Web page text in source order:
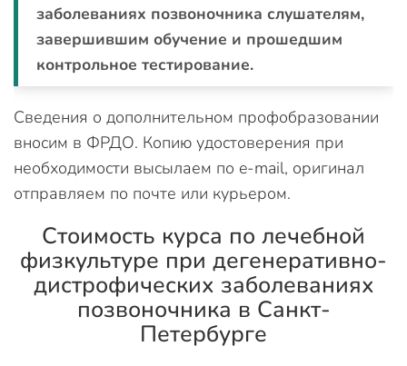
заболеваниях позвоночника слушателям,
завершившим обучение и прошедшим
контрольное тестирование.
Сведения о дополнительном профобразовании
вносим в ФРДО. Копию удостоверения при
необходимости высылаем по e-mail, оригинал
отправляем по почте или курьером.
Стоимость курса по лечебной
физкультуре при дегенеративно-
дистрофических заболеваниях
позвоночника в Санкт-
Петербурге